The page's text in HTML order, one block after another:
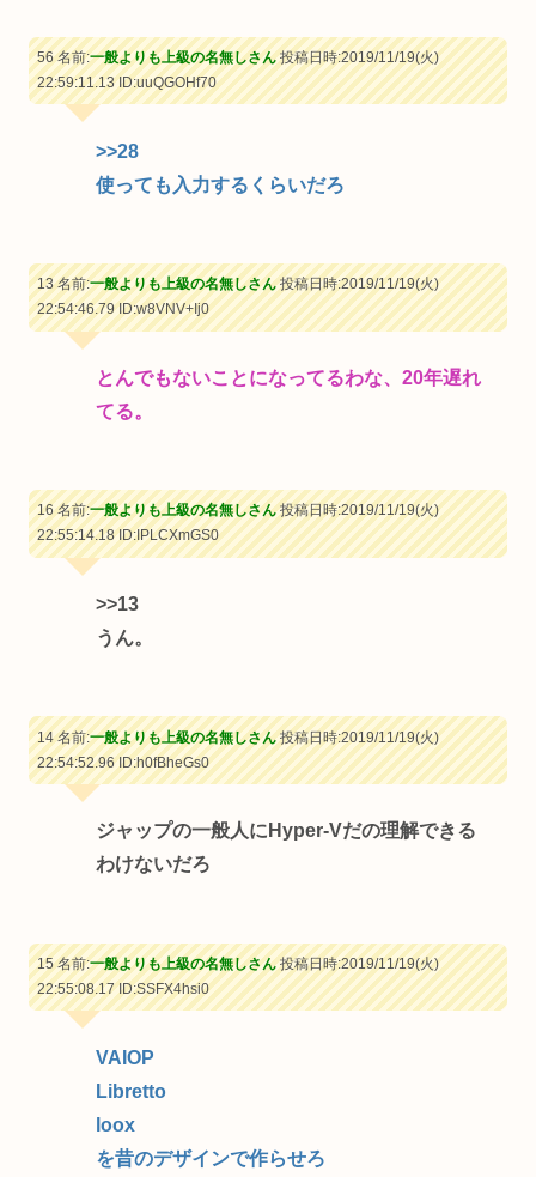
56 名前:一般よりも上級の名無しさん投稿日時:2019/11/19(火)
22:59:11.13ID:uuQGOHf70
>>28
使っても入力するくらいだろ
13 名前:一般よりも上級の名無しさん投稿日時:2019/11/19(火)
22:54:46.79ID:w8VNV+Ij0
とんでもないことになってるわな、20年遅れ
てる。
16 名前:一般よりも上級の名無しさん投稿日時:2019/11/19(火)
22:55:14.18ID:IPLCXmGS0
>>13
うん。
14 名前:一般よりも上級の名無しさん投稿日時:2019/11/19(火)
22:54:52.96ID:h0fBheGs0
ジャップの一般人にHyper-Vだの理解できる
わけないだろ
15 名前:一般よりも上級の名無しさん投稿日時:2019/11/19(火)
22:55:08.17ID:SSFX4hsi0
VAIOP
Libretto
loox
を昔のデザインで作らせろ